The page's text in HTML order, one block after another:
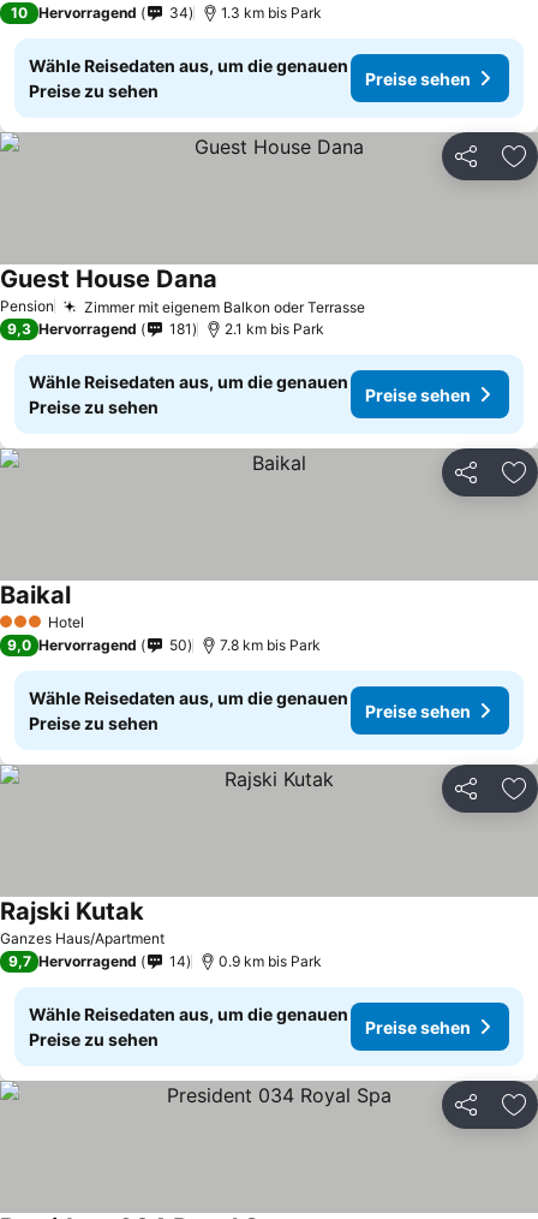
10 Hervorragend 34 1.3 km bis Park
Wähle Reisedaten aus, um die genauen
Preise zu sehen
Preise sehen
Teilen
Pension Zimmer mit eigenem Balkon oder TerrassePreise sehen
Guest House Dana
9,3 Hervorragend 181 2.1 km bis Park
Wähle Reisedaten aus, um die genauen
Preise zu sehen
Preise sehen
Teilen
3 SterneHotel
BaikalPreise sehen
9,0 Hervorragend 50 7.8 km bis Park
Wähle Reisedaten aus, um die genauen
Preise zu sehen
Preise sehen
Teilen
Ganzes Haus/Apartment
Rajski KutakPreise sehen
9,7 Hervorragend 14 0.9 km bis Park
Wähle Reisedaten aus, um die genauen
Preise zu sehen
Preise sehen
Teilen